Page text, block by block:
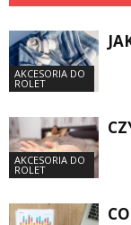
AKCESORIA DO
ROLET
AKCESORIA DO
ROLET